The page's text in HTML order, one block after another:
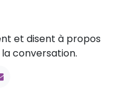
et disent à propos
conversation.